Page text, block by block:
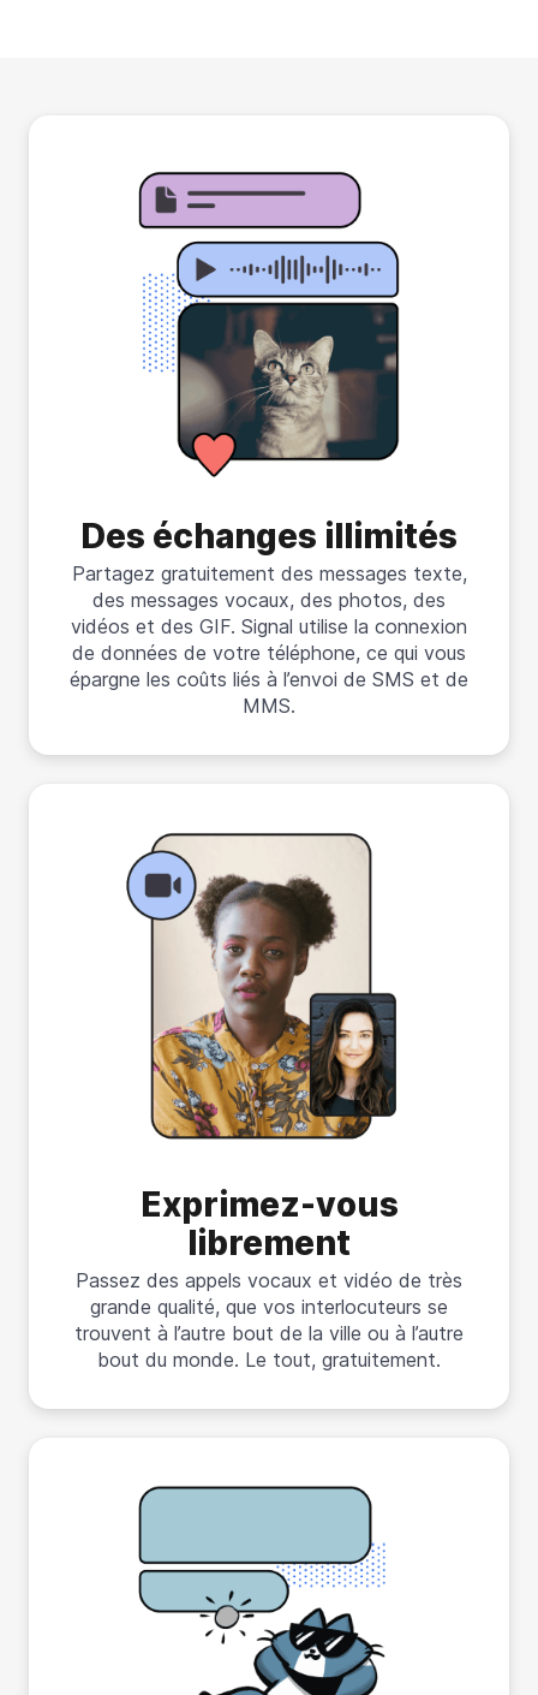
Des échanges illimités
Partagez gratuitement des messages texte,
des messages vocaux, des photos, des
vidéos et des GIF. Signal utilise la connexion
de données de votre téléphone, ce qui vous
épargne les coûts liés à l’envoi de SMS et de
MMS.
Exprimez-vous
librement
Passez des appels vocaux et vidéo de très
grande qualité, que vos interlocuteurs se
trouvent à l’autre bout de la ville ou à l’autre
bout du monde. Le tout, gratuitement.